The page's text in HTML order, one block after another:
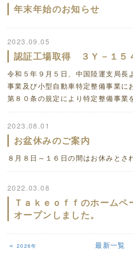
年末年始のお知らせ
2023.09.05
認証工場取得 ３Ｙ－１５
令和５年９月５日、中国陸運支局長
事業及び小型自動車特定整備事業に
第８０条の規定により特定整備事業
2023.08.01
お盆休みのご案内
８月８日～１６日の間はお休みとさ
2022.03.08
Ｔａｋｅｏｆｆのホームペ
オープンしました。
« 2026年 最新一覧